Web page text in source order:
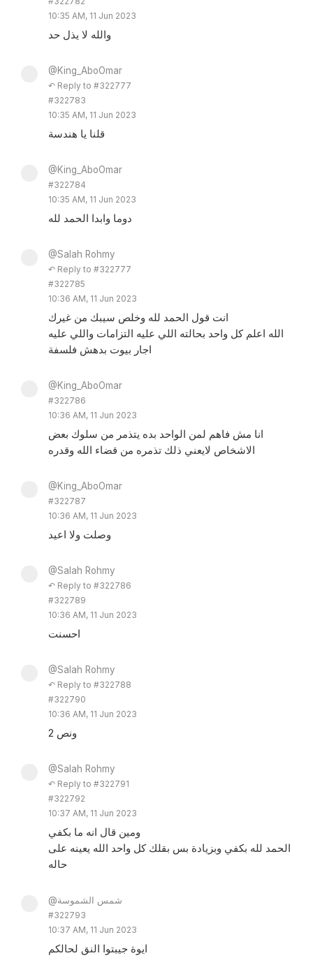
10:35 AM, 11 Jun 2023
والله لا يذل حد
@King_AboOmar
↶ Reply to #322777
#322783
10:35 AM, 11 Jun 2023
قلنا يا هندسة
@King_AboOmar
#322784
10:35 AM, 11 Jun 2023
دوما وابدا الحمد لله
@Salah Rohmy
↶ Reply to #322777
#322785
10:36 AM, 11 Jun 2023
انت قول الحمد لله وخلص سيبك من غيرك
الله اعلم كل واحد بحالته اللي عليه التزامات واللي عليه
اجار بيوت بدهش فلسفة
@King_AboOmar
#322786
10:36 AM, 11 Jun 2023
انا مش فاهم لمن الواحد بده يتذمر من سلوك بعض
الاشخاص لايعني ذلك تذمره من قضاء الله وقدره
@King_AboOmar
#322787
10:36 AM, 11 Jun 2023
وصلت ولا اعيد
@Salah Rohmy
↶ Reply to #322786
#322789
10:36 AM, 11 Jun 2023
احسنت
@Salah Rohmy
↶ Reply to #322788
#322790
10:36 AM, 11 Jun 2023
2 ونص
@Salah Rohmy
↶ Reply to #322791
#322792
10:37 AM, 11 Jun 2023
ومين قال انه ما بكفي
الحمد لله بكفي وبزيادة بس بقلك كل واحد الله يعينه على
حاله
@شمس الشموسة
#322793
10:37 AM, 11 Jun 2023
ايوة جيبتوا النق لحالكم